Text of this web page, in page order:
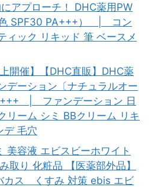
アプローチ！ DHC薬用PW
色 SPF30 PA+++） | コン
ィック リキッド 筆 ベースメ
開催】【DHC直販】DHC薬
デーション〔ナチュラルオー
| ファンデーション 日
リーム シミ BBクリーム リキ
デ 毛穴
美容液 エビスビーホワイト
取り 化粧品 【医薬部外品】
カス くすみ 対策 ebis エビ